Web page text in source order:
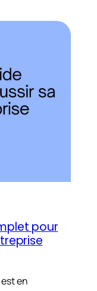
pour
en